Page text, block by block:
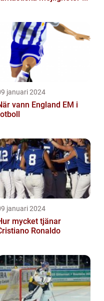
januari 2024
vann England EM i
januari 2024
mycket tjänar
Ronaldo